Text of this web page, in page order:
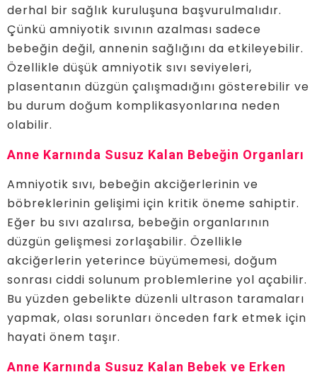
derhal bir sağlık kuruluşuna başvurulmalıdır.
Çünkü amniyotik sıvının azalması sadece
bebeğin değil, annenin sağlığını da etkileyebilir.
Özellikle düşük amniyotik sıvı seviyeleri,
plasentanın düzgün çalışmadığını gösterebilir ve
bu durum doğum komplikasyonlarına neden
olabilir.
Anne Karnında Susuz Kalan Bebeğin Organları
Amniyotik sıvı, bebeğin akciğerlerinin ve
böbreklerinin gelişimi için kritik öneme sahiptir.
Eğer bu sıvı azalırsa, bebeğin organlarının
düzgün gelişmesi zorlaşabilir. Özellikle
akciğerlerin yeterince büyümemesi, doğum
sonrası ciddi solunum problemlerine yol açabilir.
Bu yüzden gebelikte düzenli ultrason taramaları
yapmak, olası sorunları önceden fark etmek için
hayati önem taşır.
Anne Karnında Susuz Kalan Bebek ve Erken